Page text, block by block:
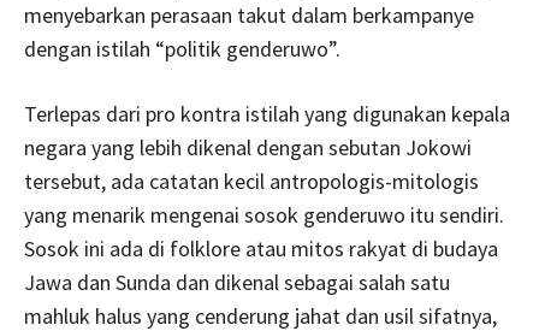
menyebarkan perasaan takut dalam berkampanye
dengan istilah “politik genderuwo”.
Terlepas dari pro kontra istilah yang digunakan kepala
negara yang lebih dikenal dengan sebutan Jokowi
tersebut, ada catatan kecil antropologis-mitologis
yang menarik mengenai sosok genderuwo itu sendiri.
Sosok ini ada di folklore atau mitos rakyat di budaya
Jawa dan Sunda dan dikenal sebagai salah satu
mahluk halus yang cenderung jahat dan usil sifatnya,